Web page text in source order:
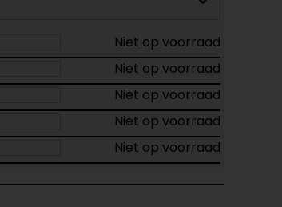
Niet op voorraad
Niet op voorraad
Niet op voorraad
Niet op voorraad
Niet op voorraad